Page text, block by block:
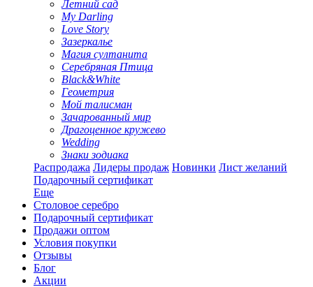
Летний сад
My Darling
Love Story
Зазеркалье
Магия султанита
Серебряная Птица
Black&White
Геометрия
Мой талисман
Зачарованный мир
Драгоценное кружево
Wedding
Знаки зодиака
Распродажа Лидеры продаж Новинки Лист желаний
Подарочный сертификат
Еще
Столовое серебро
Подарочный сертификат
Продажи оптом
Условия покупки
Отзывы
Блог
Акции